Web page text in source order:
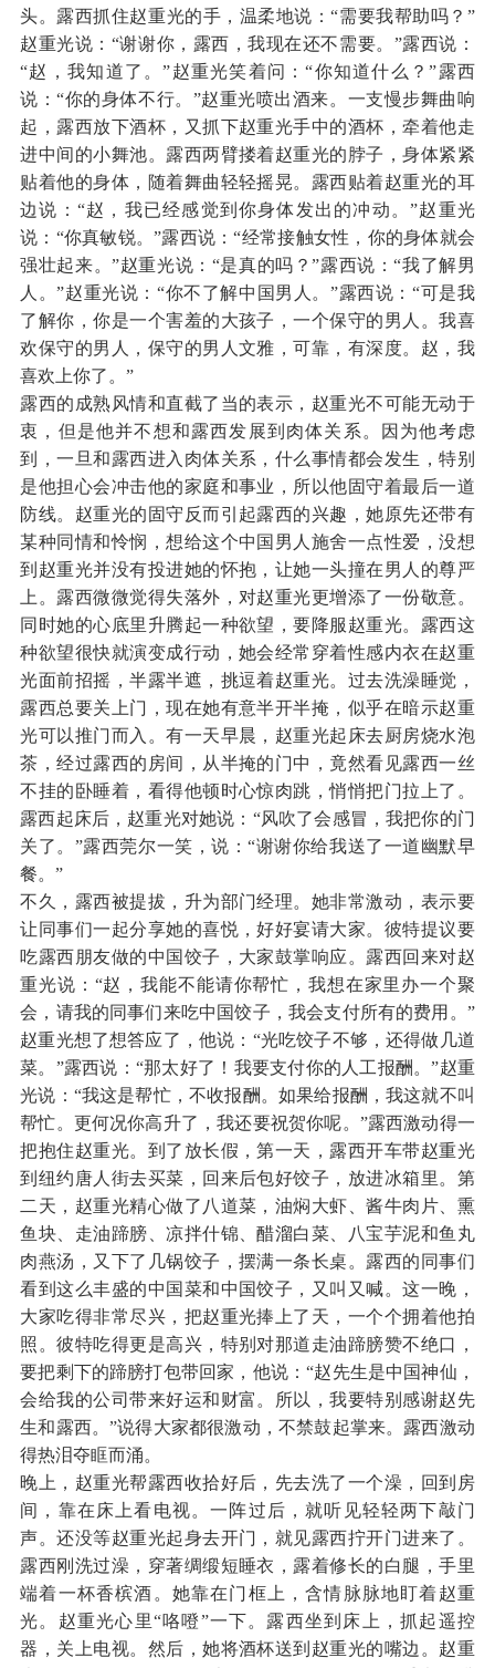
头。露西抓住赵重光的手，温柔地说：“需要我帮助吗？”
赵重光说：“谢谢你，露西，我现在还不需要。”露西说：
“赵，我知道了。”赵重光笑着问：“你知道什么？”露西
说：“你的身体不行。”赵重光喷出酒来。一支慢步舞曲响
起，露西放下酒杯，又抓下赵重光手中的酒杯，牵着他走
进中间的小舞池。露西两臂搂着赵重光的脖子，身体紧紧
贴着他的身体，随着舞曲轻轻摇晃。露西贴着赵重光的耳
边说：“赵，我已经感觉到你身体发出的冲动。”赵重光
说：“你真敏锐。”露西说：“经常接触女性，你的身体就会
强壮起来。”赵重光说：“是真的吗？”露西说：“我了解男
人。”赵重光说：“你不了解中国男人。”露西说：“可是我
了解你，你是一个害羞的大孩子，一个保守的男人。我喜
欢保守的男人，保守的男人文雅，可靠，有深度。赵，我
喜欢上你了。”
露西的成熟风情和直截了当的表示，赵重光不可能无动于
衷，但是他并不想和露西发展到肉体关系。因为他考虑
到，一旦和露西进入肉体关系，什么事情都会发生，特别
是他担心会冲击他的家庭和事业，所以他固守着最后一道
防线。赵重光的固守反而引起露西的兴趣，她原先还带有
某种同情和怜悯，想给这个中国男人施舍一点性爱，没想
到赵重光并没有投进她的怀抱，让她一头撞在男人的尊严
上。露西微微觉得失落外，对赵重光更增添了一份敬意。
同时她的心底里升腾起一种欲望，要降服赵重光。露西这
种欲望很快就演变成行动，她会经常穿着性感内衣在赵重
光面前招摇，半露半遮，挑逗着赵重光。过去洗澡睡觉，
露西总要关上门，现在她有意半开半掩，似乎在暗示赵重
光可以推门而入。有一天早晨，赵重光起床去厨房烧水泡
茶，经过露西的房间，从半掩的门中，竟然看见露西一丝
不挂的卧睡着，看得他顿时心惊肉跳，悄悄把门拉上了。
露西起床后，赵重光对她说：“风吹了会感冒，我把你的门
关了。”露西莞尔一笑，说：“谢谢你给我送了一道幽默早
餐。”
不久，露西被提拔，升为部门经理。她非常激动，表示要
让同事们一起分享她的喜悦，好好宴请大家。彼特提议要
吃露西朋友做的中国饺子，大家鼓掌响应。露西回来对赵
重光说：“赵，我能不能请你帮忙，我想在家里办一个聚
会，请我的同事们来吃中国饺子，我会支付所有的费用。”
赵重光想了想答应了，他说：“光吃饺子不够，还得做几道
菜。”露西说：“那太好了！我要支付你的人工报酬。”赵重
光说：“我这是帮忙，不收报酬。如果给报酬，我这就不叫
帮忙。更何况你高升了，我还要祝贺你呢。”露西激动得一
把抱住赵重光。到了放长假，第一天，露西开车带赵重光
到纽约唐人街去买菜，回来后包好饺子，放进冰箱里。第
二天，赵重光精心做了八道菜，油焖大虾、酱牛肉片、熏
鱼块、走油蹄膀、凉拌什锦、醋溜白菜、八宝芋泥和鱼丸
肉燕汤，又下了几锅饺子，摆满一条长桌。露西的同事们
看到这么丰盛的中国菜和中国饺子，又叫又喊。这一晚，
大家吃得非常尽兴，把赵重光捧上了天，一个个拥着他拍
照。彼特吃得更是高兴，特别对那道走油蹄膀赞不绝口，
要把剩下的蹄膀打包带回家，他说：“赵先生是中国神仙，
会给我的公司带来好运和财富。所以，我要特别感谢赵先
生和露西。”说得大家都很激动，不禁鼓起掌来。露西激动
得热泪夺眶而涌。
晚上，赵重光帮露西收拾好后，先去洗了一个澡，回到房
间，靠在床上看电视。一阵过后，就听见轻轻两下敲门
声。还没等赵重光起身去开门，就见露西拧开门进来了。
露西刚洗过澡，穿著绸缎短睡衣，露着修长的白腿，手里
端着一杯香槟酒。她靠在门框上，含情脉脉地盯着赵重
光。赵重光心里“咯噔”一下。露西坐到床上，抓起遥控
器，关上电视。然后，她将酒杯送到赵重光的嘴边。赵重